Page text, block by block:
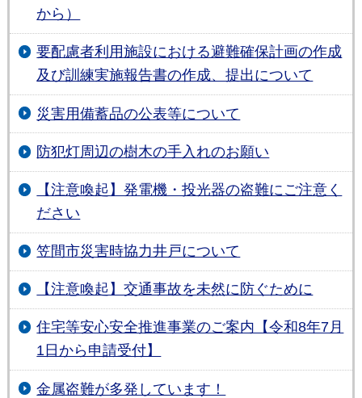
から）
要配慮者利用施設における避難確保計画の作成
及び訓練実施報告書の作成、提出について
災害用備蓄品の公表等について
防犯灯周辺の樹木の手入れのお願い
【注意喚起】発電機・投光器の盗難にご注意く
ださい
笠間市災害時協力井戸について
【注意喚起】交通事故を未然に防ぐために
住宅等安心安全推進事業のご案内【令和8年7月
1日から申請受付】
金属盗難が多発しています！